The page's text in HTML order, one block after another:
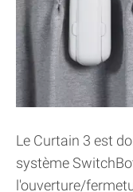
Le Curtain 3 est
système
l'ouverture/